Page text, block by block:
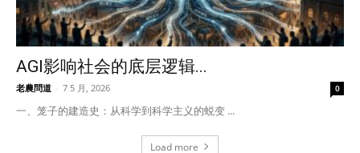
AGI影响社会的底层逻辑...
老農問道 - 7 5 月, 2026 0
一、笼子的建造史：从科学到科学主义的蜕变 ...
Load more